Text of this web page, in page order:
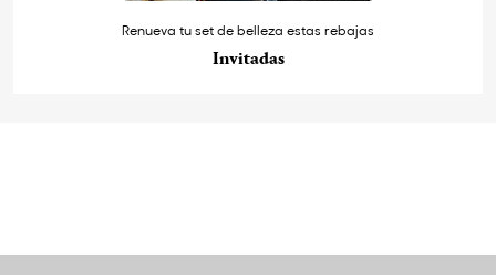
Renueva tu set de belleza estas rebajas
Invitadas